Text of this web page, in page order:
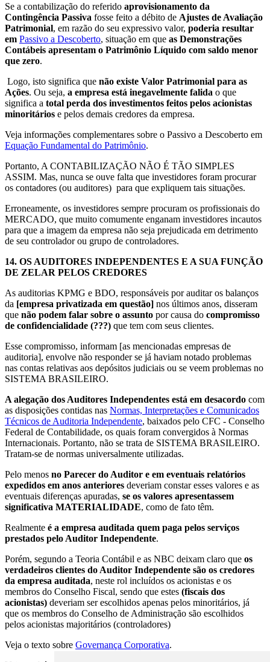
Se a contabilização do referido aprovisionamento da
Contingência Passiva fosse feito a débito de Ajustes de Avaliação
Patrimonial, em razão do seu expressivo valor, poderia resultar
em Passivo a Descoberto, situação em que as Demonstrações
Contábeis apresentam o Patrimônio Líquido com saldo menor
que zero.
Logo, isto significa que não existe Valor Patrimonial para as
Ações. Ou seja, a empresa está inegavelmente falida o que
significa a total perda dos investimentos feitos pelos acionistas
minoritários e pelos demais credores da empresa.
Veja informações complementares sobre o Passivo a Descoberto em
Equação Fundamental do Patrimônio.
Portanto, A CONTABILIZAÇÃO NÃO É TÃO SIMPLES
ASSIM. Mas, nunca se ouve falta que investidores foram procurar
os contadores (ou auditores) para que expliquem tais situações.
Erroneamente, os investidores sempre procuram os profissionais do
MERCADO, que muito comumente enganam investidores incautos
para que a imagem da empresa não seja prejudicada em detrimento
de seu controlador ou grupo de controladores.
14. OS AUDITORES INDEPENDENTES E A SUA FUNÇÃO
DE ZELAR PELOS CREDORES
As auditorias KPMG e BDO, responsáveis por auditar os balanços
da [empresa privatizada em questão] nos últimos anos, disseram
que não podem falar sobre o assunto por causa do compromisso
de confidencialidade (???) que tem com seus clientes.
Esse compromisso, informam [as mencionadas empresas de
auditoria], envolve não responder se já haviam notado problemas
nas contas relativas aos depósitos judiciais ou se veem problemas no
SISTEMA BRASILEIRO.
A alegação dos Auditores Independentes está em desacordo com
as disposições contidas nas Normas, Interpretações e Comunicados
Técnicos de Auditoria Independente, baixados pelo CFC - Conselho
Federal de Contabilidade, os quais foram convergidos à Normas
Internacionais. Portanto, não se trata de SISTEMA BRASILEIRO.
Tratam-se de normas universalmente utilizadas.
Pelo menos no Parecer do Auditor e em eventuais relatórios
expedidos em anos anteriores deveriam constar esses valores e as
eventuais diferenças apuradas, se os valores apresentassem
significativa MATERIALIDADE, como de fato têm.
Realmente é a empresa auditada quem paga pelos serviços
prestados pelo Auditor Independente.
Porém, segundo a Teoria Contábil e as NBC deixam claro que os
verdadeiros clientes do Auditor Independente são os credores
da empresa auditada, neste rol incluídos os acionistas e os
membros do Conselho Fiscal, sendo que estes (fiscais dos
acionistas) deveriam ser escolhidos apenas pelos minoritários, já
que os membros do Conselho de Administração são escolhidos
pelos acionistas majoritários (controladores)
Veja o texto sobre Governança Corporativa.